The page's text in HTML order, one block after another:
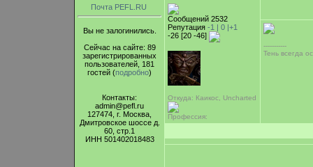
Почта PEFL.RU
Вы не залогинились.
Сейчас на сайте: 89
зарегистрированных
пользователей, 181
гостей (подробно)
Контакты:
admin@pefl.ru
127474, г. Москва,
Дмитровское шоссе д.
60, стр.1
ИНН 501402018483
Сообщений 2532
Репутация -1 | 0 |+1
-26 [20 -46]
Откуда: Каикос, Uncharted
Профессия:
-----------
Тень всегда